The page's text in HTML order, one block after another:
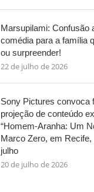
Marsupilami: Confusão
comédia para a família
ou surpreender!
22 de julho de 2026
Sony Pictures convoca
projeção de conteúdo
“Homem-Aranha: Um
Marco Zero, em Recife,
julho
20 de julho de 2026